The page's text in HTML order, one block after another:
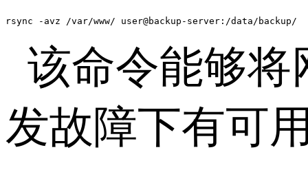
rsync -avz /var/www/ user@backup-server:/data/backup/
该命令能够将
发故障下有可